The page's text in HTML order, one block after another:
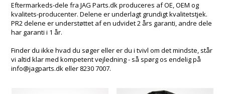
Eftermarkeds-dele fra JAG Parts.dk produceres af OE, OEM og
kvalitets-producenter. Delene er underlagt grundigt kvalitetstjek.
PR2 delene er understøttet af en udvidet 2 års garanti, andre dele
har garanti i 1 år.
Finder du ikke hvad du søger eller er du i tvivl om det mindste, står
vi altid klar med kompetent vejledning - så spørg os endelig på
info@jagparts.dk eller 8230 7007.